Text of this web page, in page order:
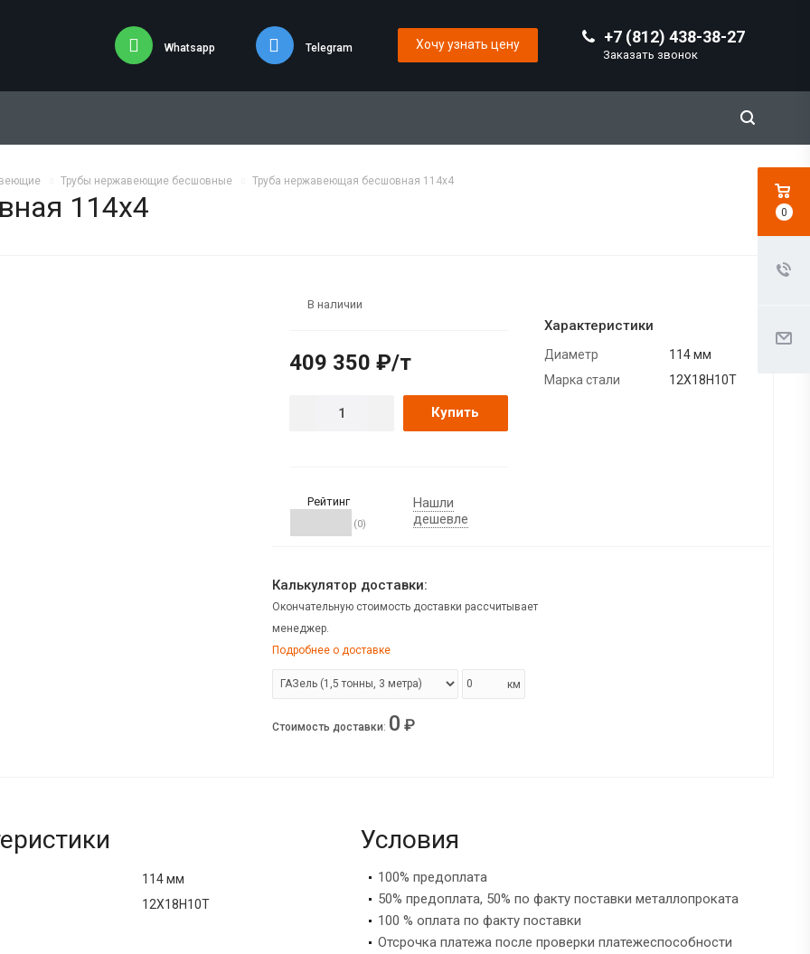
+7 (812) 438-38-27
Заказать звонок
Whatsapp Telegram Хочу узнать цену
Трубы нержавеющие бесшовные Труба нержавеющая бесшовная 114х4
114х4
В наличии
409 350 ₽/т
Купить
Рейтинг
(0)
Нашли
дешевле
Характеристики
Диаметр
114 мм
Марка стали
12Х18Н10Т
Калькулятор доставки:
Окончательную стоимость доставки рассчитывает
менеджер.
Подробнее о доставке
км
Стоимость доставки: 0 ₽
114 мм
12Х18Н10Т
Условия
100% предоплата
50% предоплата, 50% по факту поставки металлопроката
100 % оплата по факту поставки
Отсрочка платежа после проверки платежеспособности
0